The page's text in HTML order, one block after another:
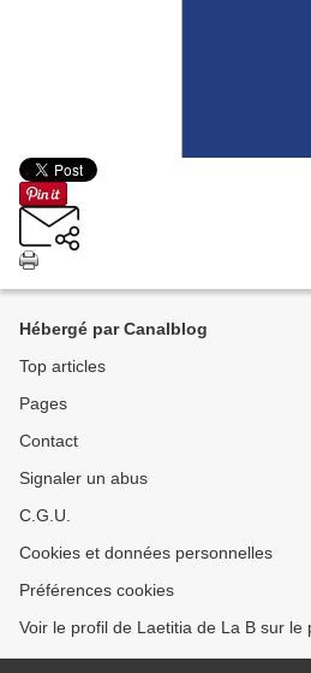
Hébergé par Canalblog
Top articles
Pages
Contact
Signaler un abus
C.G.U.
Cookies et données personnelles
Préférences cookies
Voir le profil de Laetitia de La B sur le